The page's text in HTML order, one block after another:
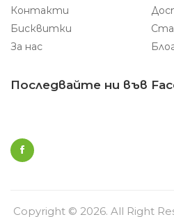
Контакти
Бисквитки
За нас
Последвайте ни във
Copyright © 2026. All Right